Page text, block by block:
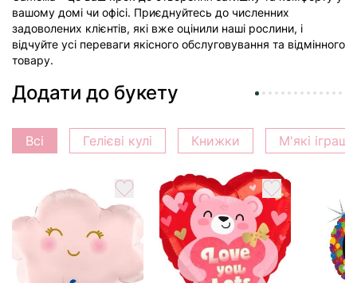
вашому домі чи офісі. Приєднуйтесь до численних
задоволених клієнтів, які вже оцінили наші рослини, і
відчуйте усі переваги якісного обслуговування та відмінного
товару.
Додати до букету
Всі Гелієві кулі Книжки М'які